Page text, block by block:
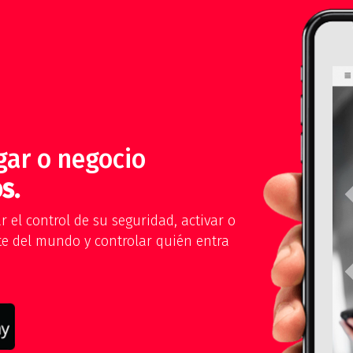
o negocio
el control de su seguridad, activar o
del mundo y controlar quién entra